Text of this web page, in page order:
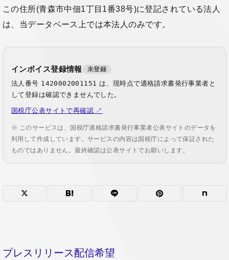
この住所(青森市中佃1丁目1番38号)に登記されている法人
は、当データベース上では本法人のみです。
インボイス登録情報 未登録
法人番号 1420002001151 は、現時点で適格請求書発行事業者と
して登録は確認できませんでした。
国税庁公表サイトで再確認 ↗
※ このサービスは、国税庁適格請求書発行事業者公表サイトのデータを
利用して作成しています。サービスの内容は国税庁によって保証された
ものではありません。最終確認は公表サイトでお願いします。
プレスリリース配信希望